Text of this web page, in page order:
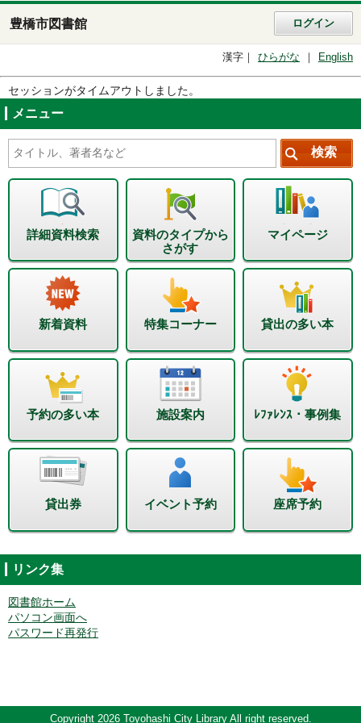
豊橋市図書館 ログイン
漢字 ひらがな English
セッションがタイムアウトしました。
メニュー
詳細資料検索
資料のタイプから
さがす
マイページ
新着資料 特集コーナー 貸出の多い本
予約の多い本 施設案内 ﾚﾌｧﾚﾝｽ・事例集
貸出券 イベント予約 座席予約
リンク集
図書館ホーム
パソコン画面へ
パスワード再発行
Copyright 2026 Toyohashi City Library All right reserved.